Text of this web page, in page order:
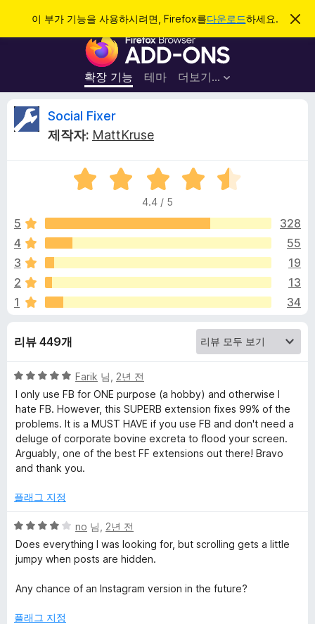
이 부가 기능을 사용하시려면, Firefox를다운로드하세요.
이
림
F
r
e
라
우
저
부
기
능
확장 기능 테마 더보기…
로그인
S
i
a
l
x
e
r
에
대
한
리
Social Fixer
제작자: MattKruse
5
점
점
4
4
4.4 / 5
5
328
4
55
3
19
2
13
1
34
리뷰 449개
5
점
만
점
에
5
점
Farik 님, 2년 전
I only use FB for ONE purpose (a hobby) and otherwise I
hate FB. However, this SUPERB extension fixes 99% of the
problems. It is a MUST HAVE if you use FB and don't need a
deluge of corporate bovine excreta to flood your screen.
Arguably, one of the best FF extensions out there! Bravo
and thank you.
플래그 지정
5
점
만
에
점
no 님, 2년 전
Does everything I was looking for, but scrolling gets a little
jumpy when posts are hidden.
Any chance of an Instagram version in the future?
플래그 지정